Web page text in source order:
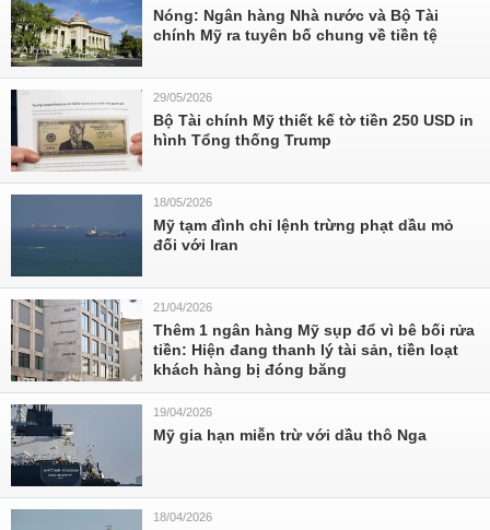
Nóng: Ngân hàng Nhà nước và Bộ Tài
chính Mỹ ra tuyên bố chung về tiền tệ
29/05/2026
Bộ Tài chính Mỹ thiết kế tờ tiền 250 USD in
hình Tổng thống Trump
18/05/2026
Mỹ tạm đình chỉ lệnh trừng phạt dầu mỏ
đối với Iran
21/04/2026
Thêm 1 ngân hàng Mỹ sụp đổ vì bê bối rửa
tiền: Hiện đang thanh lý tài sản, tiền loạt
khách hàng bị đóng băng
19/04/2026
Mỹ gia hạn miễn trừ với dầu thô Nga
18/04/2026